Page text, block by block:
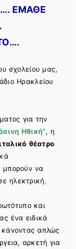
ΕΜΑΘΕ
σχολείου μας,
Ηρακλείου
για την
Ηθική”, η
θέατρο
μπορούν να
ηλεκτρική.
και
ένα ειδικά
απλώς
αρκετή για